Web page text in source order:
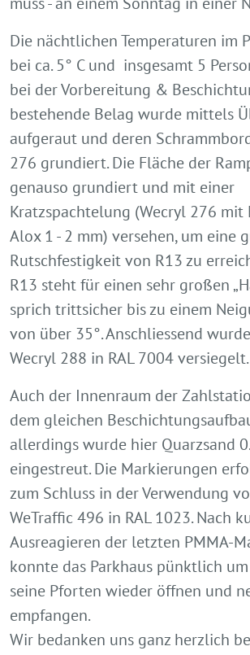
Die nächtlichen Temperaturen im
bei ca. 5° C und insgesamt 5
bei der Vorbereitung &
bestehende Belag wurde mittels
aufgeraut und deren
276 grundiert. Die Fläche der
genauso grundiert und mit einer
Kratzspachtelung (Wecryl 276 mit
Alox 1 - 2 mm) versehen, um eine
Rutschfestigkeit von R13 zu
R13 steht für einen sehr großen
sprich trittsicher bis zu einem
von über 35°. Anschliessend
Wecryl 288 in RAL 7004 versiegelt.
Auch der Innenraum der
dem gleichen
allerdings wurde hier Quarzsand
eingestreut. Die Markierungen
zum Schluss in der Verwendung
WeTraffic 496 in RAL 1023. Nach
Ausreagieren der letzten PMMA-
konnte das Parkhaus pünktlich
seine Pforten wieder öffnen und
empfangen.
Wir bedanken uns ganz herzlich